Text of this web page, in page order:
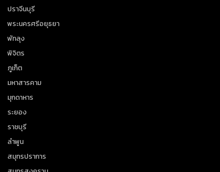
ปราจีนบุรี
พระนครศรีอยุธยา
พัทลุง
พิจิตร
ภูเก็ต
มหาสารคาม
มุกดาหาร
ระยอง
ราชบุรี
ลำพูน
สมุทรปราการ